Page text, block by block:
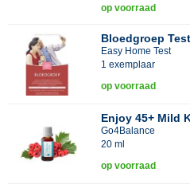
op voorraad
Bloedgroep Test
Easy Home Test
1 exemplaar
op voorraad
Enjoy 45+ Mild
Go4Balance
20 ml
op voorraad